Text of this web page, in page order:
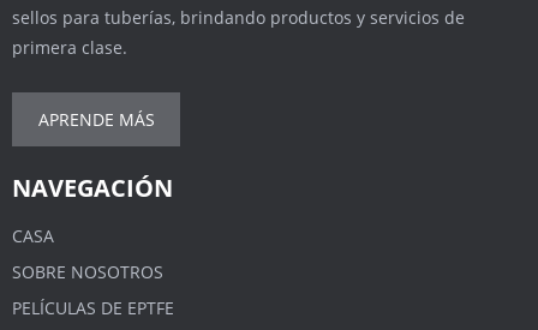
sellos para tuberías, brindando productos y servicios de
primera clase.
APRENDE MÁS
NAVEGACIÓN
CASA
SOBRE NOSOTROS
PELÍCULAS DE EPTFE